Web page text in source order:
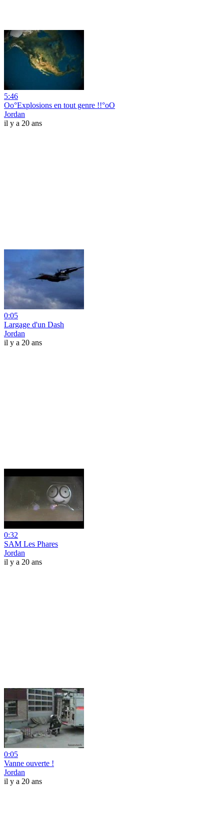
5:46
Oo°Explosions en tout genre !!°oO
Jordan
il y a 20 ans
0:05
Largage d'un Dash
Jordan
il y a 20 ans
0:32
SAM Les Phares
Jordan
il y a 20 ans
0:05
Vanne ouverte !
Jordan
il y a 20 ans